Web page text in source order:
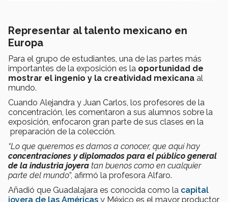
Representar al talento mexicano en
Europa
Para el grupo de estudiantes, una de las partes más
importantes de la exposición es la oportunidad de
mostrar el ingenio y la creatividad mexicana al
mundo.
Cuando Alejandra y Juan Carlos, los profesores de la
concentración, les comentaron a sus alumnos sobre la
exposición, enfocaron gran parte de sus clases en la
preparación de la colección.
“Lo que queremos es darnos a conocer, que aquí hay
concentraciones y diplomados para el público general
de la industria joyera tan buenos como en cualquier
parte del mundo”, afirmó la profesora Alfaro.
Añadió que Guadalajara es conocida como la capital
joyera de las Américas y México es el mayor productor